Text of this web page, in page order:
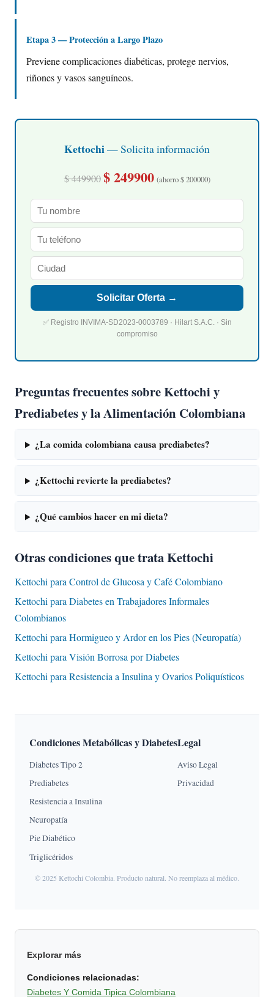
Etapa 3 — Protección a Largo Plazo
Previene complicaciones diabéticas, protege nervios,
riñones y vasos sanguíneos.
Kettochi— Solicita información
$ 449900 $ 249900 (ahorro $ 200000)
Solicitar Oferta →
✅ Registro INVIMA-SD2023-0003789 · Hilart S.A.C. · Sin
compromiso
Preguntas frecuentes sobre Kettochi y
Prediabetes y la Alimentación Colombiana
¿La comida colombiana causa prediabetes?
¿Kettochi revierte la prediabetes?
¿Qué cambios hacer en mi dieta?
Otras condiciones que trata Kettochi
Kettochi para Control de Glucosa y Café Colombiano
Kettochi para Diabetes en Trabajadores Informales
Colombianos
Kettochi para Hormigueo y Ardor en los Pies (Neuropatía)
Kettochi para Visión Borrosa por Diabetes
Kettochi para Resistencia a Insulina y Ovarios Poliquísticos
Condiciones Metabólicas y Diabetes
Diabetes Tipo 2
Prediabetes
Resistencia a Insulina
Neuropatía
Pie Diabético
Triglicéridos
Legal
Aviso Legal
Privacidad
© 2025 Kettochi Colombia. Producto natural. No reemplaza al médico.
Explorar más
Condiciones relacionadas:
Diabetes Y Comida Tipica Colombiana